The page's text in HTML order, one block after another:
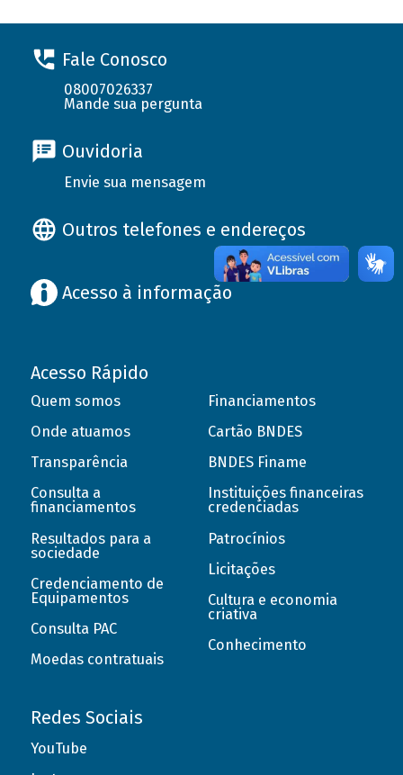
Fale Conosco
08007026337
Mande sua pergunta
Ouvidoria
Envie sua mensagem
Outros telefones e endereços
Acesso à informação
Acesso Rápido
Quem somos
Onde atuamos
Transparência
Consulta a
financiamentos
Resultados para a
sociedade
Credenciamento de
Equipamentos
Consulta PAC
Moedas contratuais
Financiamentos
Cartão BNDES
BNDES Finame
Instituições financeiras
credenciadas
Patrocínios
Licitações
Cultura e economia
criativa
Conhecimento
Redes Sociais
YouTube